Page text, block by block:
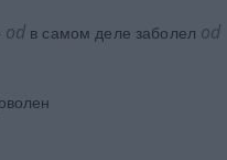
od в самом деле заболел od